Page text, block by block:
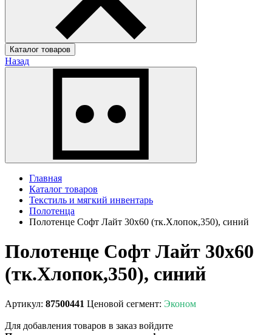
Каталог товаров
Назад
Главная
Каталог товаров
Текстиль и мягкий инвентарь
Полотенца
Полотенце Софт Лайт 30х60 (тк.Хлопок,350), синий
Полотенце Софт Лайт 30х60
(тк.Хлопок,350), синий
Артикул: 87500441 Ценовой сегмент: Эконом
Для добавления товаров в заказ войдите